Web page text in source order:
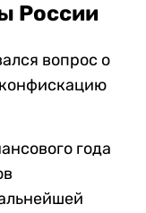
России
вопрос о
года